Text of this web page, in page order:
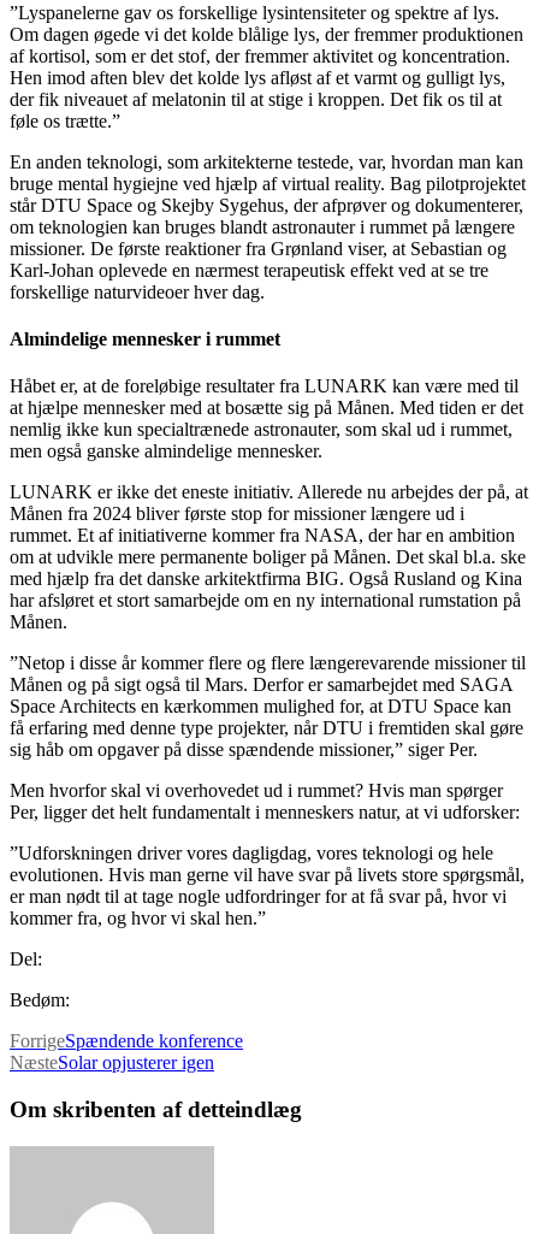
”Lyspanelerne gav os forskellige lysintensiteter og spektre af lys.
Om dagen øgede vi det kolde blålige lys, der fremmer produktionen
af kortisol, som er det stof, der fremmer aktivitet og koncentration.
Hen imod aften blev det kolde lys afløst af et varmt og gulligt lys,
der fik niveauet af melatonin til at stige i kroppen. Det fik os til at
føle os trætte.”
En anden teknologi, som arkitekterne testede, var, hvordan man kan
bruge mental hygiejne ved hjælp af virtual reality. Bag pilotprojektet
står DTU Space og Skejby Sygehus, der afprøver og dokumenterer,
om teknologien kan bruges blandt astronauter i rummet på længere
missioner. De første reaktioner fra Grønland viser, at Sebastian og
Karl-Johan oplevede en nærmest terapeutisk effekt ved at se tre
forskellige naturvideoer hver dag.
Almindelige mennesker i rummet
Håbet er, at de foreløbige resultater fra LUNARK kan være med til
at hjælpe mennesker med at bosætte sig på Månen. Med tiden er det
nemlig ikke kun specialtrænede astronauter, som skal ud i rummet,
men også ganske almindelige mennesker.
LUNARK er ikke det eneste initiativ. Allerede nu arbejdes der på, at
Månen fra 2024 bliver første stop for missioner længere ud i
rummet. Et af initiativerne kommer fra NASA, der har en ambition
om at udvikle mere permanente boliger på Månen. Det skal bl.a. ske
med hjælp fra det danske arkitektfirma BIG. Også Rusland og Kina
har afsløret et stort samarbejde om en ny international rumstation på
Månen.
”Netop i disse år kommer flere og flere længerevarende missioner til
Månen og på sigt også til Mars. Derfor er samarbejdet med SAGA
Space Architects en kærkommen mulighed for, at DTU Space kan
få erfaring med denne type projekter, når DTU i fremtiden skal gøre
sig håb om opgaver på disse spændende missioner,” siger Per.
Men hvorfor skal vi overhovedet ud i rummet? Hvis man spørger
Per, ligger det helt fundamentalt i menneskers natur, at vi udforsker:
”Udforskningen driver vores dagligdag, vores teknologi og hele
evolutionen. Hvis man gerne vil have svar på livets store spørgsmål,
er man nødt til at tage nogle udfordringer for at få svar på, hvor vi
kommer fra, og hvor vi skal hen.”
Del:
Bedøm:
ForrigeSpændende konference
NæsteSolar opjusterer igen
Om skribenten af detteindlæg